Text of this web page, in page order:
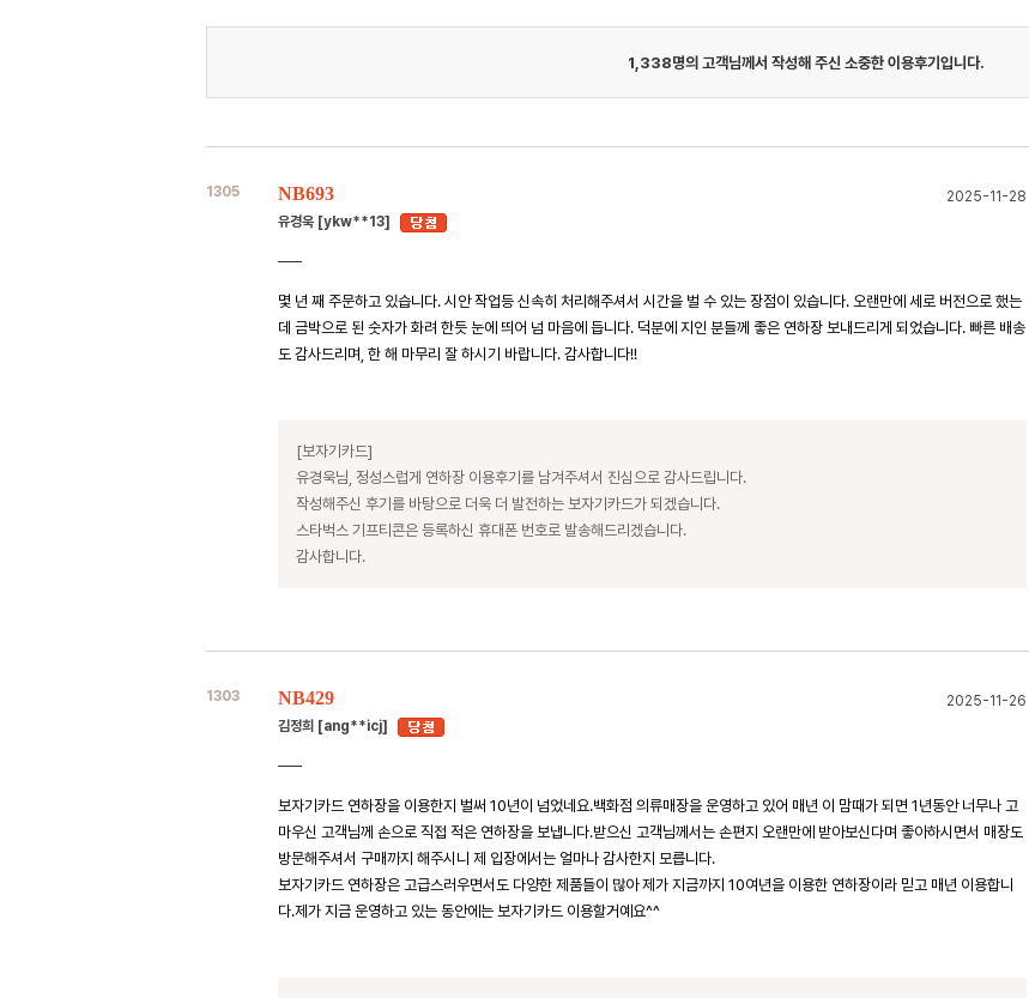
1,338명의 고객님께서 작성해 주신 소중한 이용후기입니다.
1305 NB693
2025-11-28
유경욱 [ykw**13]
몇 년 째 주문하고 있습니다. 시안 작업등 신속히 처리해주셔서 시간을 벌 수 있는 장점이 있습니다. 오랜만에 세로 버전으로 했는
데 금박으로 된 숫자가 화려 한듯 눈에 띄어 넘 마음에 듭니다. 덕분에 지인 분들께 좋은 연하장 보내드리게 되었습니다. 빠른 배송
도 감사드리며, 한 해 마무리 잘 하시기 바랍니다. 감사합니다!!
[보자기카드]
유경욱님, 정성스럽게 연하장 이용후기를 남겨주셔서 진심으로 감사드립니다.
작성해주신 후기를 바탕으로 더욱 더 발전하는 보자기카드가 되겠습니다.
스타벅스 기프티콘은 등록하신 휴대폰 번호로 발송해드리겠습니다.
감사합니다.
1303 NB429
2025-11-26
김정희 [ang**icj]
보자기카드 연하장을 이용한지 벌써 10년이 넘었네요.백화점 의류매장을 운영하고 있어 매년 이 맘때가 되면 1년동안 너무나 고
마우신 고객님께 손으로 직접 적은 연하장을 보냅니다.받으신 고객님께서는 손편지 오랜만에 받아보신다며 좋아하시면서 매장도
방문해주셔서 구매까지 해주시니 제 입장에서는 얼마나 감사한지 모릅니다.
보자기카드 연하장은 고급스러우면서도 다양한 제품들이 많아 제가 지금까지 10여년을 이용한 연하장이라 믿고 매년 이용합니
다.제가 지금 운영하고 있는 동안에는 보자기카드 이용할거예요^^